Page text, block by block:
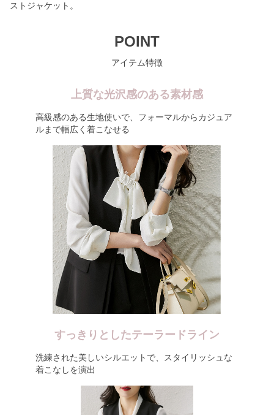
ストジャケット。
POINT
アイテム特徴
上質な光沢感のある素材感
高級感のある生地使いで、フォーマルからカジュア
ルまで幅広く着こなせる
すっきりとしたテーラードライン
洗練された美しいシルエットで、スタイリッシュな
着こなしを演出